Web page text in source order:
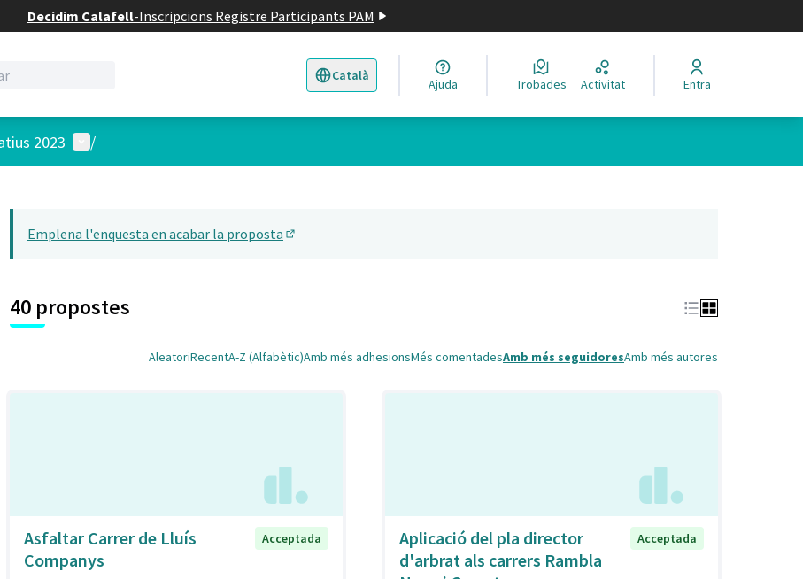
Decidim Calafell-Inscripcions Registre Participants PAM
Català
Triar la llengua Elegir el idioma
Ajuda Trobades Activitat Entra
2023 Menú d'usuari
/
Emplena l'enquesta en acabar la proposta
40 propostes
AleatoriRecentA-Z (Alfabètic)Amb més adhesionsMés comentadesAmb més seguidoresAmb més autores
Asfaltar Carrer de Lluís
Companys
Acceptada
Aplicació del pla director
d'arbrat als carrers Rambla
Acceptada